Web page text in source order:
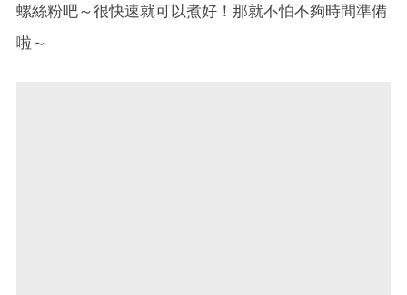
螺絲粉吧～很快速就可以煮好！那就不怕不夠時間準備
啦～